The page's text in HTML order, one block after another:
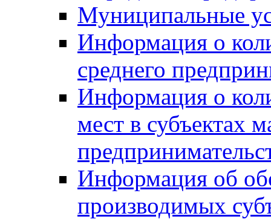
Муниципальные
Информация о
среднего
Информация о
мест в субъектах
Информация об
производимых